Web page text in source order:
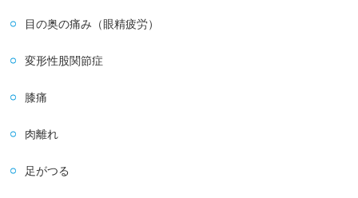
目の奥の痛み（眼精疲労）
変形性股関節症
膝痛
肉離れ
足がつる